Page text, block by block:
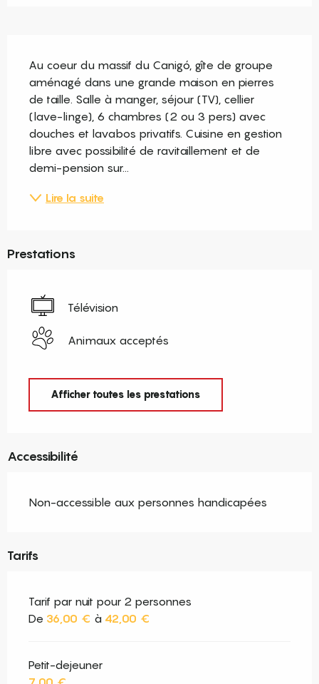
Au coeur du massif du Canigó, gîte de groupe
aménagé dans une grande maison en pierres
de taille. Salle à manger, séjour (TV), cellier
(lave-linge), 6 chambres (2 ou 3 pers) avec
douches et lavabos privatifs. Cuisine en gestion
libre avec possibilité de ravitaillement et de
demi-pension sur...
Lire la suite
Prestations
Télévision
Animaux acceptés
Afficher toutes les prestations
Accessibilité
Non-accessible aux personnes handicapées
Tarifs
Tarif par nuit pour 2 personnes
De 36,00 € à 42,00 €
Petit-dejeuner